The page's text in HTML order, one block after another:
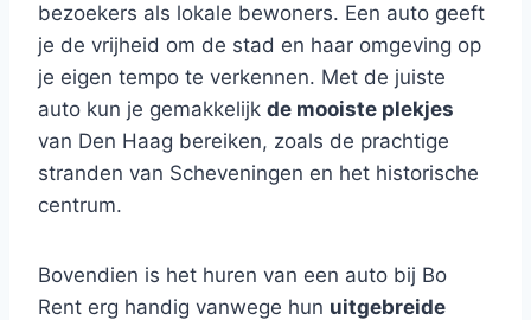
bezoekers als lokale bewoners. Een auto geeft
je de vrijheid om de stad en haar omgeving op
je eigen tempo te verkennen. Met de juiste
auto kun je gemakkelijk de mooiste plekjes
van Den Haag bereiken, zoals de prachtige
stranden van Scheveningen en het historische
centrum.
Bovendien is het huren van een auto bij Bo
Rent erg handig vanwege hun uitgebreide